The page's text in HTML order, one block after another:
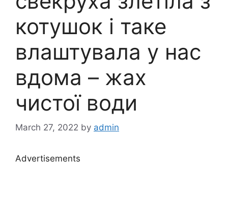
котушок і таке
влаштувала у нас
вдома – жах
чистої води
March 27, 2022 by admin
Advertisements